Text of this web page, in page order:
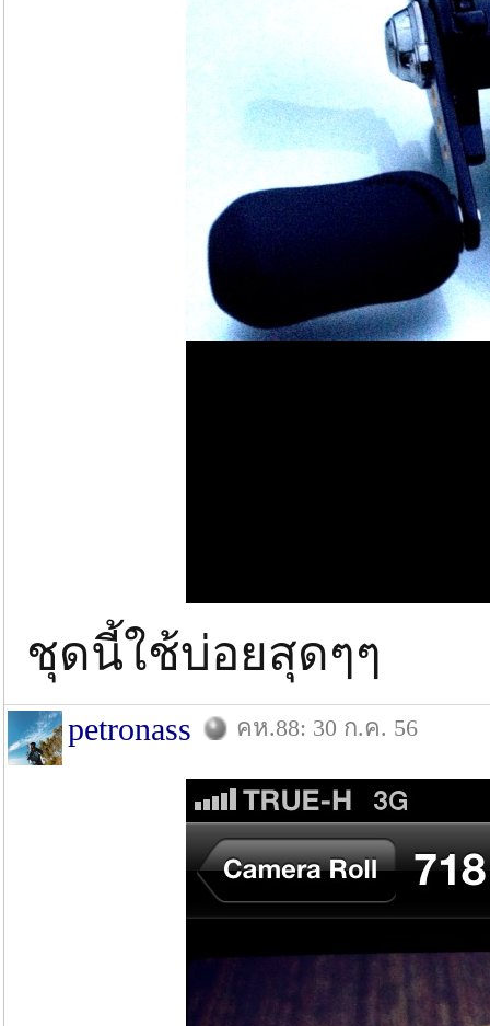
ชุดนี้ใช้บ่อยสุดๆๆ
petronass คห.88: 30 ก.ค. 56